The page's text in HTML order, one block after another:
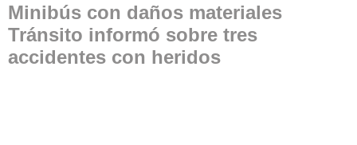
Minibús con daños materiales
Tránsito informó sobre tres
accidentes con heridos